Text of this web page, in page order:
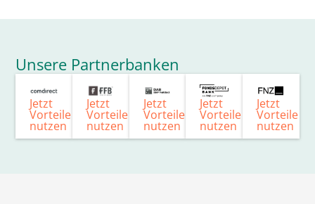
Unsere Partnerbanken
Jetzt
Vorteile
nutzen
Jetzt
Vorteile
nutzen
Jetzt
Vorteile
nutzen
Jetzt
Vorteile
nutzen
Jetzt
Vorteile
nutzen